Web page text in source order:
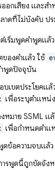
กเสียง และสำ
าดที่ไม่บังคับ ป
เริ่มพูดคำพูดแล้ว
ของคำแล้ว ใช้
พูดปัจจุบัน
บเขตประโยคแล้
เพื่อระบุตำแห
งหมาย SSML แ
เพื่อกำหนดตำ
ดข้อความจบแล้ว
ารพูดนี้ถูกขัดจังห